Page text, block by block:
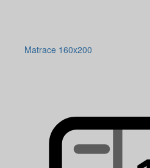
Matrace 160x200